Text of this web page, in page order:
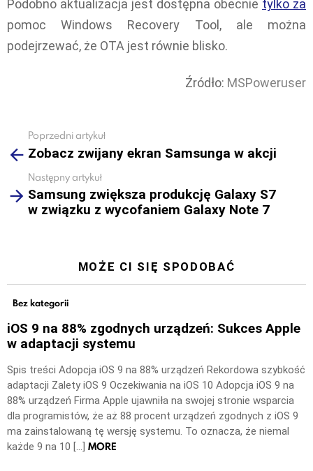
Podobno aktualizacja jest dostępna obecnie tylko za
pomoc Windows Recovery Tool, ale można
podejrzewać, że OTA jest równie blisko.
Źródło: MSPoweruser
more
Poprzedni artykuł
Zobacz zwijany ekran Samsunga w akcji
Następny artykuł
Samsung zwiększa produkcję Galaxy S7
w związku z wycofaniem Galaxy Note 7
MOŻE CI SIĘ SPODOBAĆ
Bez kategorii
iOS 9 na 88% zgodnych urządzeń: Sukces Apple
w adaptacji systemu
Spis treści Adopcja iOS 9 na 88% urządzeń Rekordowa szybkość
adaptacji Zalety iOS 9 Oczekiwania na iOS 10 Adopcja iOS 9 na
88% urządzeń Firma Apple ujawniła na swojej stronie wsparcia
dla programistów, że aż 88 procent urządzeń zgodnych z iOS 9
ma zainstalowaną tę wersję systemu. To oznacza, że niemal
każde 9 na 10 […] MORE